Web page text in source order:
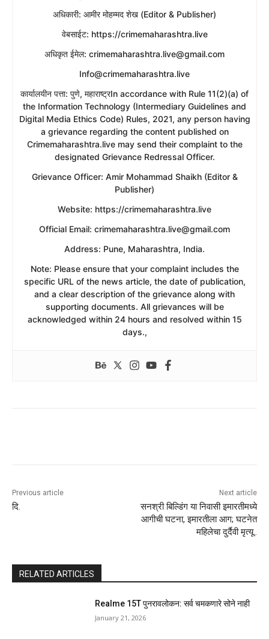
​अधिकारी: आमीर मोहम्मद शेख (Editor & Publisher)
​वेबसाईट: https://crimemaharashtra.live
​अधिकृत ईमेल: crimemaharashtra.live@gmail.com
Info@crimemaharashtra.live
​कार्यालयीन पत्ता: पुणे, महाराष्ट्रIn accordance with Rule 11(2)(a) of
the Information Technology (Intermediary Guidelines and
Digital Media Ethics Code) Rules, 2021, any person having
a grievance regarding the content published on
Crimemaharashtra.live may send their complaint to the
designated Grievance Redressal Officer.
​Grievance Officer: Amir Mohammad Shaikh (Editor &
Publisher)
​Website: https://crimemaharashtra.live
​Official Email: crimemaharashtra.live@gmail.com
​Address: Pune, Maharashtra, India.
​Note: Please ensure that your complaint includes the
specific URL of the news article, the date of publication,
and a clear description of the grievance along with
supporting documents. All grievances will be
acknowledged within 24 hours and resolved within 15
days.,
Previous article
दि.
Next article
सनश्री बिल्डिंग या निवासी इमारतीमध्ये
आगीची घटना, इमारतीला आग; घटनेत
महिलेचा दुर्दैवी मृत्यू..
RELATED ARTICLES
Realme 15T पुनरावलोकन: सर्व चमकणारे सोने नाही
January 21, 2026